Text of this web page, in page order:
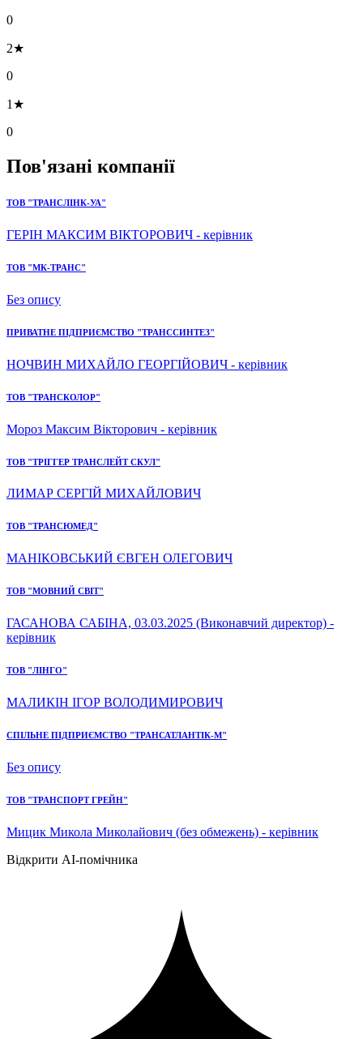
0
2★
0
1★
0
Пов'язані компанії
ТОВ "ТРАНСЛІНК-УА"
ГЕРІН МАКСИМ ВІКТОРОВИЧ - керівник
ТОВ "МК-ТРАНС"
Без опису
ПРИВАТНЕ ПІДПРИЄМСТВО "ТРАНССИНТЕЗ"
НОЧВИН МИХАЙЛО ГЕОРГІЙОВИЧ - керівник
ТОВ "ТРАНСКОЛОР"
Мороз Максим Вікторович - керівник
ТОВ "ТРІГГЕР ТРАНСЛЕЙТ СКУЛ"
ЛИМАР СЕРГІЙ МИХАЙЛОВИЧ
ТОВ "ТРАНСЮМЕД"
МАНІКОВСЬКИЙ ЄВГЕН ОЛЕГОВИЧ
ТОВ "МОВНИЙ СВІТ"
ГАСАНОВА САБІНА, 03.03.2025 (Виконавчий директор) -
керівник
ТОВ "ЛІНГО"
МАЛИКІН ІГОР ВОЛОДИМИРОВИЧ
СПІЛЬНЕ ПІДПРИЄМСТВО "ТРАНСАТЛАНТІК-М"
Без опису
ТОВ "ТРАНСПОРТ ГРЕЙН"
Мицик Микола Миколайович (без обмежень) - керівник
Відкрити AI-помічника